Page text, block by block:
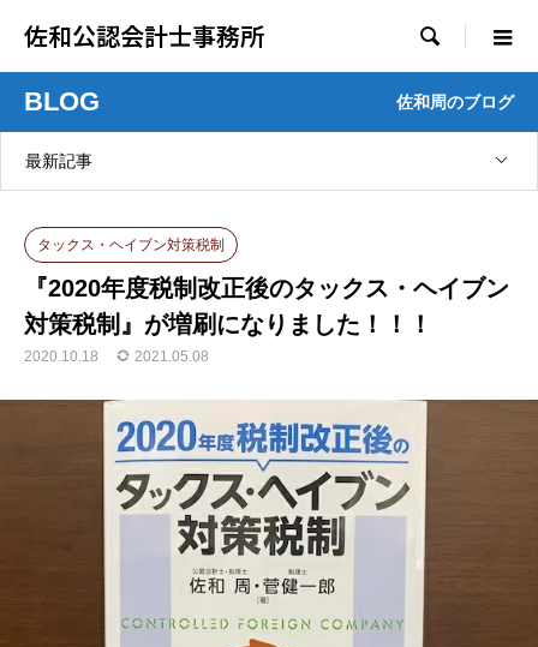
佐和公認会計士事務所 
BLOG 佐和周のブログ
最新記事
タックス・ヘイブン対策税制
『2020年度税制改正後のタックス・ヘイブン
対策税制』が増刷になりました！！！
2020.10.18 2021.05.08